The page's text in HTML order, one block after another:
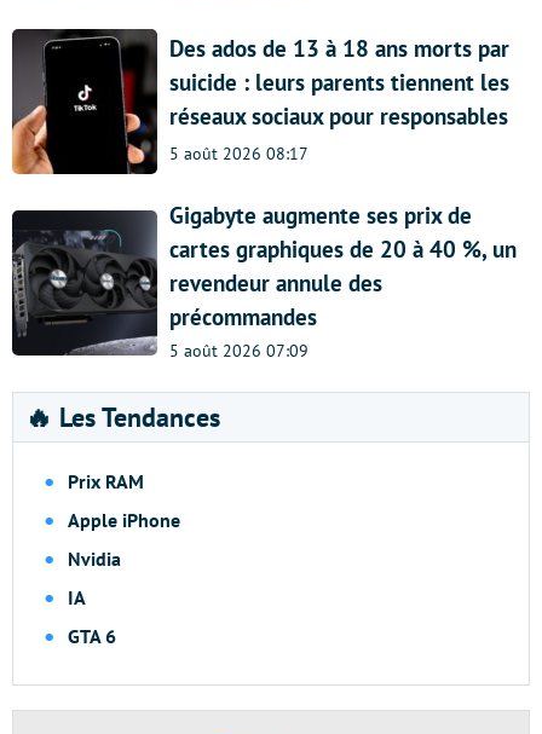
Des ados de 13 à 18 ans morts par
suicide : leurs parents tiennent les
réseaux sociaux pour responsables
5 août 2026 08:17
Gigabyte augmente ses prix de
cartes graphiques de 20 à 40 %, un
revendeur annule des
précommandes
5 août 2026 07:09
🔥 Les Tendances
Prix RAM
Apple iPhone
Nvidia
IA
GTA 6